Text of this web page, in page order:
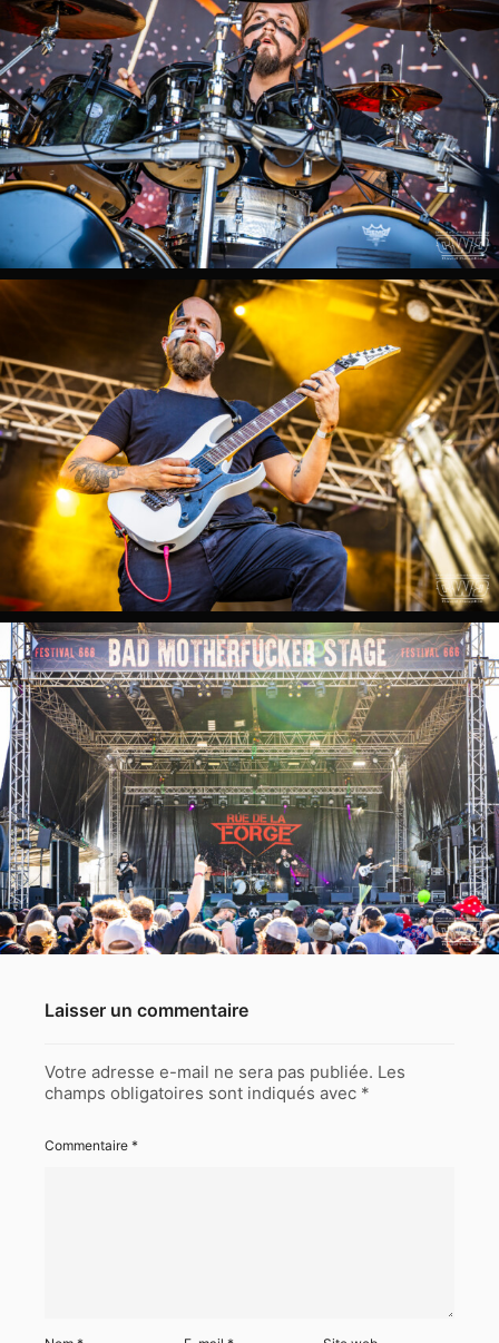
Laisser un commentaire
Votre adresse e-mail ne sera pas publiée. Les
champs obligatoires sont indiqués avec *
Commentaire *